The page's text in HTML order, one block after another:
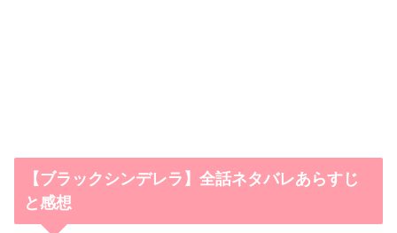
【ブラックシンデレラ】全話ネタバレあらすじ
と感想